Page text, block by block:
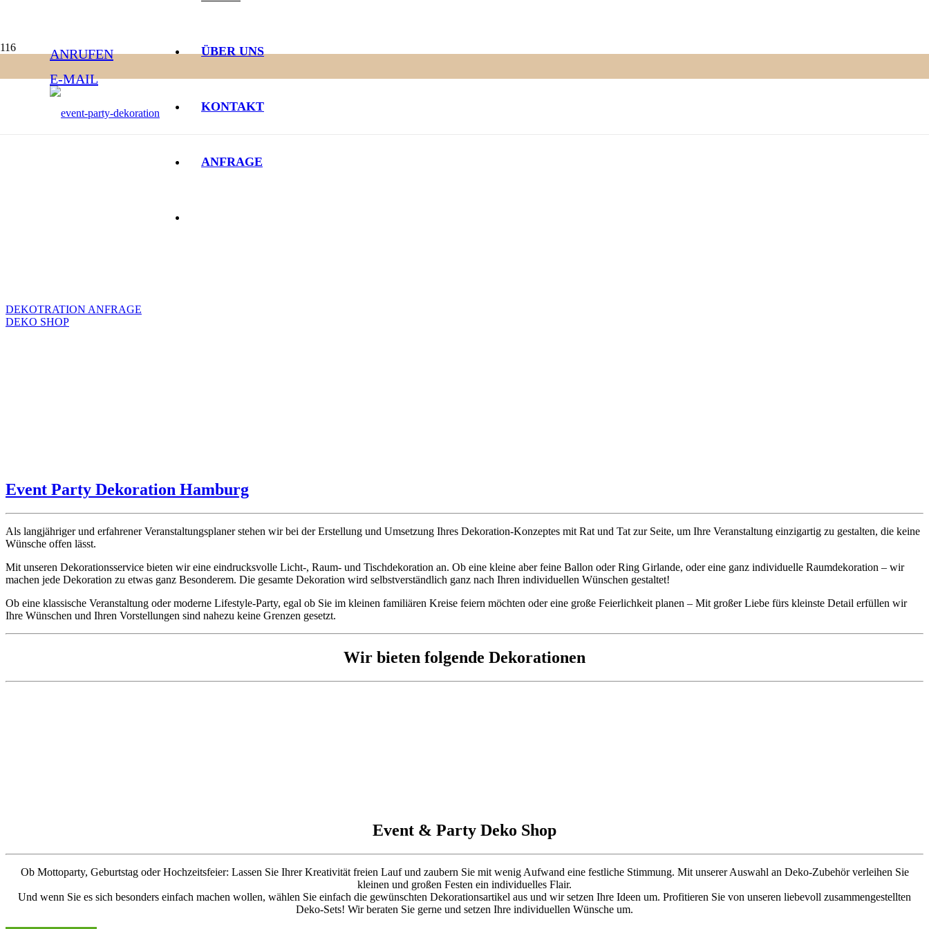
ANRUFEN
E-MAIL
ÜBER UNS
KONTAKT
ANFRAGE
Eventdekoration
DEKOTRATION ANFRAGE
DEKO SHOP
Event Party Dekoration Hamburg
Als langjähriger und erfahrener Veranstaltungsplaner stehen wir bei der Erstellung und Umsetzung Ihres Dekoration-Konzeptes mit Rat und Tat zur Seite, um Ihre Veranstaltung einzigartig zu gestalten, die keine
Wünsche offen lässt.
Mit unseren Dekorationsservice bieten wir eine eindrucksvolle Licht-, Raum- und Tischdekoration an. Ob eine kleine aber feine Ballon oder Ring Girlande, oder eine ganz individuelle Raumdekoration – wir
machen jede Dekoration zu etwas ganz Besonderem. Die gesamte Dekoration wird selbstverständlich ganz nach Ihren individuellen Wünschen gestaltet!
Ob eine klassische Veranstaltung oder moderne Lifestyle-Party, egal ob Sie im kleinen familiären Kreise feiern möchten oder eine große Feierlichkeit planen – Mit großer Liebe fürs kleinste Detail erfüllen wir
Ihre Wünschen und Ihren Vorstellungen sind nahezu keine Grenzen gesetzt.
Wir bieten folgende Dekorationen
Event & Party Deko Shop
Ob Mottoparty, Geburtstag oder Hochzeitsfeier: Lassen Sie Ihrer Kreativität freien Lauf und zaubern Sie mit wenig Aufwand eine festliche Stimmung. Mit unserer Auswahl an Deko-Zubehör verleihen Sie
kleinen und großen Festen ein individuelles Flair.
Und wenn Sie es sich besonders einfach machen wollen, wählen Sie einfach die gewünschten Dekorationsartikel aus und wir setzen Ihre Ideen um. Profitieren Sie von unseren liebevoll zusammengestellten
Deko-Sets! Wir beraten Sie gerne und setzen Ihre individuellen Wünsche um.